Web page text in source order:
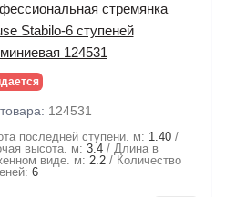
стремянка
Stabilo-6 ступеней
124531
124531
последней ступени. м: 1.40
высота. м: 3.4
Длина в
виде. м: 2.2
Количество
6